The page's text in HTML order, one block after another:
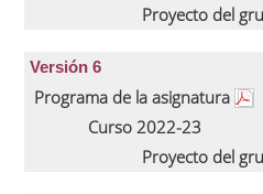
Proyecto del
Versión 6
Programa de la asignatura
Curso 2022-23
Proyecto del